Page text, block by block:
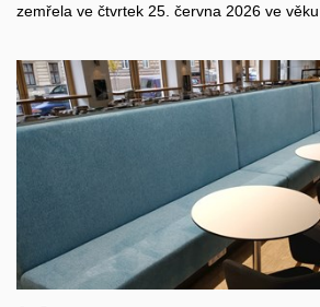
zemřela ve čtvrtek 25. června 2026 ve